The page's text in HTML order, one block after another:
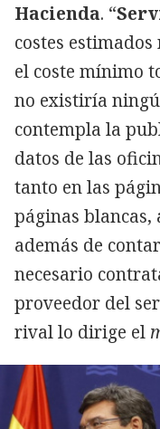
Hacienda. “
costes
el coste mínimo
no existiría
contempla la
datos de las
tanto en las
páginas
además de
necesario
proveedor del
rival lo dirige el